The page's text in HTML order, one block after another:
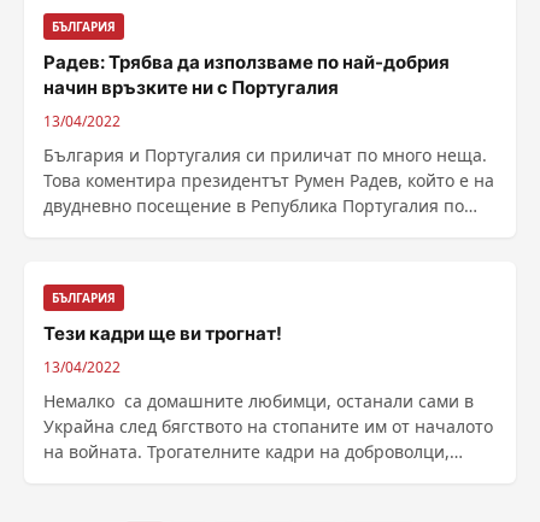
БЪЛГАРИЯ
Радев: Трябва да използваме по най-добрия
начин връзките ни с Португалия
13/04/2022
България и Португалия си приличат по много неща.
Това коментира президентът Румен Радев, който е на
двудневно посещение в Република Португалия по
БЪЛГАРИЯ
Тези кадри ще ви трогнат!
13/04/2022
Немалко са домашните любимци, останали сами в
Украйна след бягството на стопаните им от началото
на войната. Трогателните кадри на доброволци,